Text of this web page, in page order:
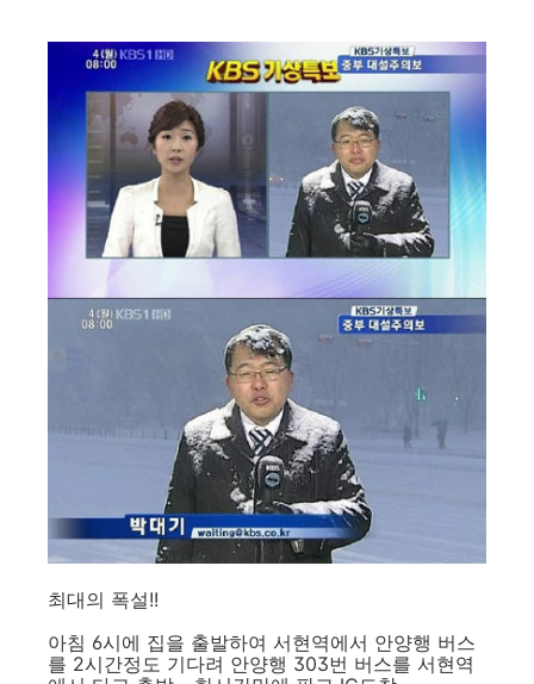
최대의 폭설!!
아침 6시에 집을 출발하여 서현역에서 안양행 버스
를 2시간정도 기다려 안양행 303번 버스를 서현역